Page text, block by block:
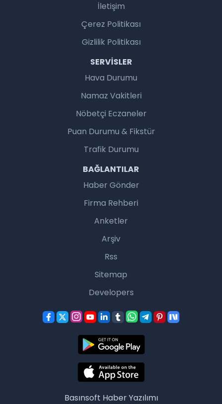
İletişim
Çerez Politikası
Gizlilik Politikası
SERVISLER
Hava Durumu
Namaz Vakitleri
Nöbetçi Eczaneler
Puan Durumu & Fikstür
Trafik Durumu
BAĞLANTILAR
Haber Gönder
Firma Rehberi
Anketler
Arşiv
Rss
Sitemap
Developers
Basınsoft Haber Yazılımı